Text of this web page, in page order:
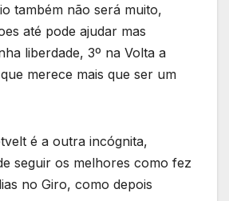
também não será muito,
até pode ajudar mas
liberdade, 3º na Volta a
merece mais que ser um
é a outra incógnita,
seguir os melhores como fez
no Giro, como depois